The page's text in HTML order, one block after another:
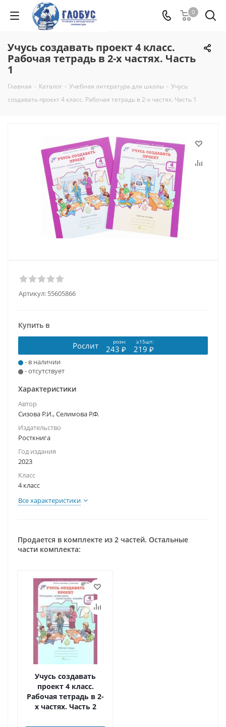
0
Учусь создавать проект 4 класс.
Рабочая тетрадь в 2-х частях. Часть
1
Главная - Каталог - Учебная литература для школы - Учусь
создавать проект 4 класс. Рабочая тетрадь в 2-х частях. Часть 1
Артикул: 55605866
Купить в
Рослит розн: ≥15шт:
243 ₽ 219 ₽
- в наличии
- отсутствует
Характеристики
Автор
Сизова Р.И., Селимова Р.Ф.
Издательство
Росткнига
Год издания
2023
Класс
4 класс
Все характеристики
Продается в комплекте из 2 частей. Остальные
части комплекта:
Учусь создавать
проект 4 класс.
Рабочая тетрадь в 2-
х частях. Часть 2